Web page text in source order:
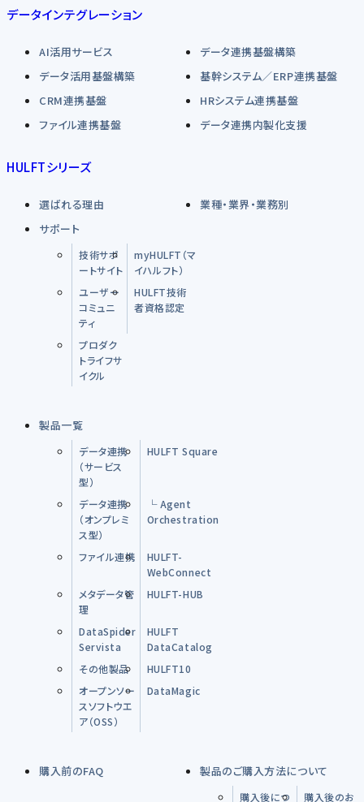
データインテグレーション
AI活用サービス
データ連携基盤構築
データ活用基盤構築
基幹システム／ERP連携基盤
CRM連携基盤
HRシステム連携基盤
ファイル連携基盤
データ連携内製化支援
HULFTシリーズ
選ばれる理由
業種・業界・業務別
サポート
技術サポ
ートサイト
myHULFT（マ
イハルフト）
ユーザー
コミュニ
ティ
HULFT技術
者資格認定
プロダク
トライフサ
イクル
製品一覧
データ連携
（サービス
型）
HULFT Square
データ連携
（オンプレミ
ス型）
└ Agent
Orchestration
ファイル連携
HULFT-
WebConnect
メタデータ管
理
HULFT-HUB
DataSpider
Servista
HULFT
DataCatalog
その他製品
HULFT10
オープンソー
スソフトウエ
ア（OSS）
DataMagic
購入前のFAQ 製品のご購入方法について
購入後につ 購入後のお